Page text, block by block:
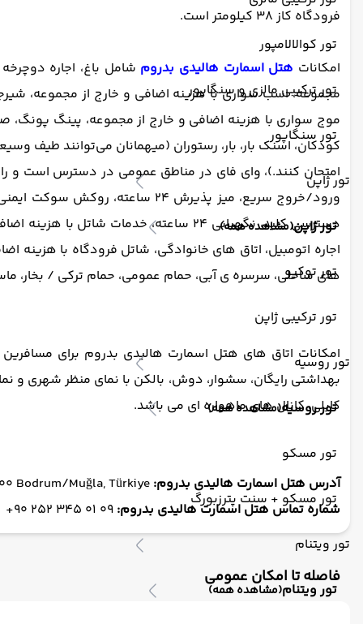
تور کوالالامپور
تور ترکیبی مالزی و سنگاپور
تور سنگاپور
تور ژاپن
تور ژاپن(مشاهده همه)
تور توکیو
تور ترکیبی ژاپن
تور روسیه
تور روسیه(مشاهده همه)
تور مسکو
تور مسکو + سنت پترزبورگ
تور ویتنام
تور ویتنام(مشاهده همه)
فرودگاه کاز 38 کیلومتر است.
امکانات هتل اسمارت هالیدی بدروم شامل باغ، اجاره
مجموعه، اسب سواری با هزینه اضافی و خارج از مجموعه،
کودکان، اسنک بار، بار، رستوران (میهمانان می‌توانند طیف
امتحان کنند.)، وای فای در مناطق عمومی در دسترس است و
ورود/خروج سریع، میز پذیرش
دسترسی کلید، نگهبانی 24 ساعته،
اجاره اتومبیل، اتاق های خانوادگی، شاتل فرودگاه با
های ساحلی، سرسره ی آبی، حمام عمومی، حمام ترکی / بخار،
امکانات اتاق های هتل اسمارت هالیدی بدروم برای
بهداشتی رایگان، سشوار، دوش، بالکن با نمای منظر شهری و
کابلی، کانال های ماهواره ای می باشد.
آدرس هتل اسمارت هالیدی بدروم:
شماره تماس هتل اسمارت هالیدی بدروم:
فاصله تا امکان عمومی